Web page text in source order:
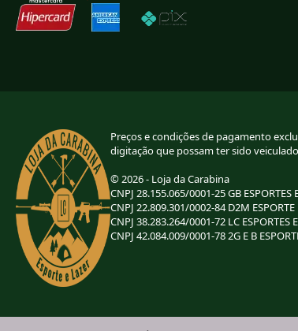
Preços e condições de pagamento
digitação que possam ter sido
© 2026 - Loja da Carabina
CNPJ 28.155.065/0001-25 GB ESPORTES
CNPJ 22.809.301/0002-84 D2M ESPORTE
CNPJ 38.283.264/0001-72 LC ESPORTES
CNPJ 42.084.009/0001-78 2G E B